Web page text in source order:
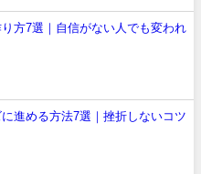
方7選｜自信がない人でも変われ
進める方法7選｜挫折しないコツ